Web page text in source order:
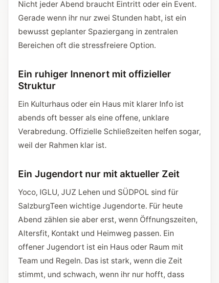
Nicht jeder Abend braucht Eintritt oder ein Event.
Gerade wenn ihr nur zwei Stunden habt, ist ein
bewusst geplanter Spaziergang in zentralen
Bereichen oft die stressfreiere Option.
Ein ruhiger Innenort mit offizieller
Struktur
Ein Kulturhaus oder ein Haus mit klarer Info ist
abends oft besser als eine offene, unklare
Verabredung. Offizielle Schließzeiten helfen sogar,
weil der Rahmen klar ist.
Ein Jugendort nur mit aktueller Zeit
Yoco, IGLU, JUZ Lehen und SÜDPOL sind für
SalzburgTeen wichtige Jugendorte. Für heute
Abend zählen sie aber erst, wenn Öffnungszeiten,
Altersfit, Kontakt und Heimweg passen. Ein
offener Jugendort ist ein Haus oder Raum mit
Team und Regeln. Das ist stark, wenn die Zeit
stimmt, und schwach, wenn ihr nur hofft, dass